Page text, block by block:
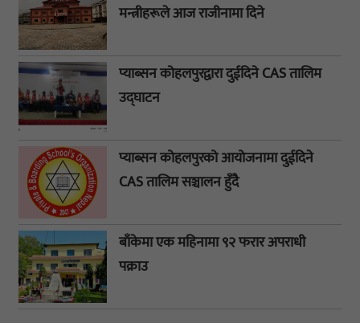
मन्त्रीहरूले आज राजीनामा दिने
प्याब्सन कोहलपुरद्वारा दुईदिने CAS तालिम
उद्घाटन
प्याब्सन कोहलपुरको आयोजनामा दुईदिने
CAS तालिम सञ्चालन हुँदै
बाँकेमा एक महिनामा ९२ फरार अपराधी
पक्राउ